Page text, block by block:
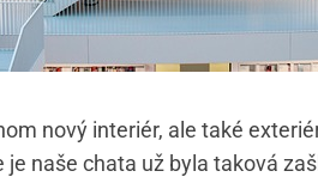
nový interiér, ale také
je naše chata už byla taková